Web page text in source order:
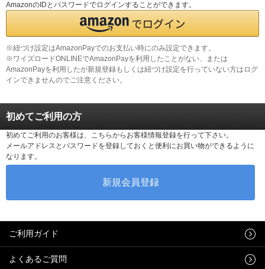
AmazonのIDとパスワードでログインすることができます。
※紐づけ設定はAmazonPayでのお支払い時にのみ設定できます。
※ワイズロードONLINEでAmazonPayを利用したことがない、または
AmazonPayを利用したが新規登録もしくは紐づけ設定を行っていない方はログ
インできませんのでご注意ください。
初めてご利用の方
初めてご利用のお客様は、こちらからお客様情報登録を行って下さい。
メールアドレスとパスワードを登録しておくと便利にお買い物ができるように
なります。
ご利用ガイド
よくあるご質問